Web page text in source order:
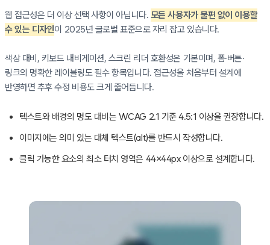
웹 접근성은 더 이상 선택 사항이 아닙니다. 모든 사용자가 불편 없이 이용할
수 있는 디자인이 2025년 글로벌 표준으로 자리 잡고 있습니다.
색상 대비, 키보드 내비게이션, 스크린 리더 호환성은 기본이며, 폼·버튼·
링크의 명확한 레이블링도 필수 항목입니다. 접근성을 처음부터 설계에
반영하면 추후 수정 비용도 크게 줄어듭니다.
텍스트와 배경의 명도 대비는 WCAG 2.1 기준 4.5:1 이상을 권장합니다.
이미지에는 의미 있는 대체 텍스트(alt)를 반드시 작성합니다.
클릭 가능한 요소의 최소 터치 영역은 44×44px 이상으로 설계합니다.